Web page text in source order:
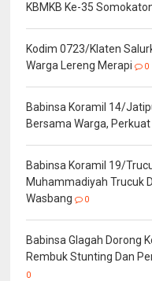
KBMKB Ke-35
Kodim 0723/Klaten
Warga Lereng Merapi
0
Babinsa Koramil 14/
Bersama Warga,
Babinsa Koramil 19/
Muhammadiyah Trucuk
Wasbang
0
Babinsa Glagah Dorong
Rembuk Stunting Dan
0